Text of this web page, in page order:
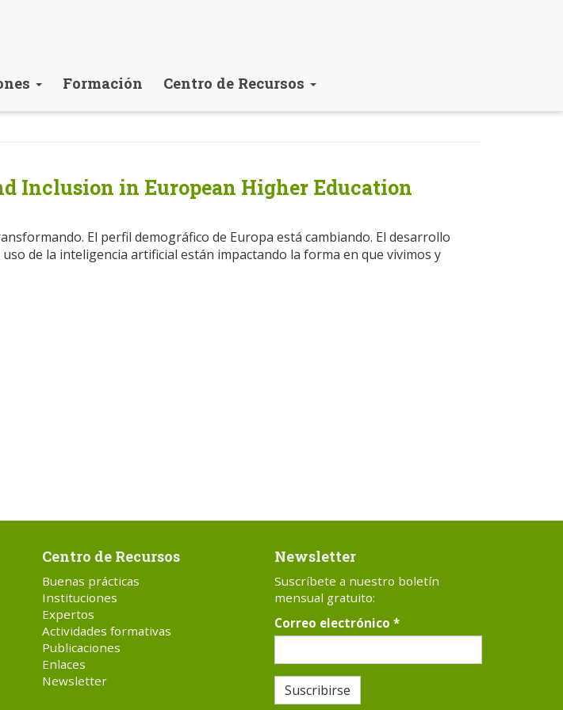
Formación Centro de Recursos
Inclusion in European Higher Education
El perfil demográfico de Europa está cambiando. El desarrollo
de la inteligencia artificial están impactando la forma en que vivimos y
Centro de Recursos
Buenas prácticas
Instituciones
Expertos
Actividades formativas
Publicaciones
Enlaces
Newsletter
Newsletter
Suscríbete a nuestro boletín
mensual gratuito:
Correo electrónico *
Suscribirse